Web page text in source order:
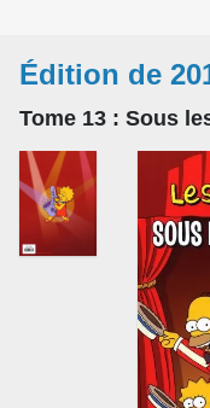
Édition de
Tome 13 : Sous